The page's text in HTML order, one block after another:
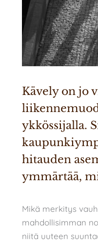
Kävely on jo
ykkössijalla.
hitauden
ymmärtää,
Mikä merkitys
mahdollisimman
niitä uuteen